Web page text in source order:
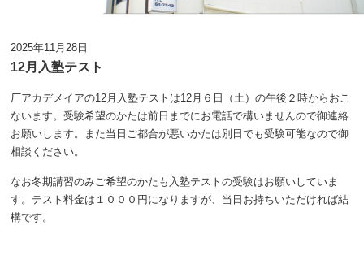
2025年11月28日
12月入塾テスト
厂アカデメイアの12月入塾テストは12月６日（土）の午後２時からおこ
ないます。受験希望のかたは前日までにお電話で構いませんので御連絡
お願いします。また当日ご都合が悪いかたは別日でも受験可能なので御
相談ください。
なお冬期講習のみご希望のかたも入塾テストの受験はお願いしていま
す。テスト料金は１０００円になりますが、当日お持ちいただければ結
構です。